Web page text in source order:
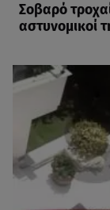
Σοβαρό
αστυνομικοί